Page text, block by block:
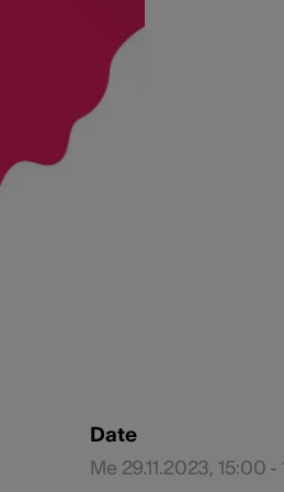
Date
Me 29.11.2023, 15:00